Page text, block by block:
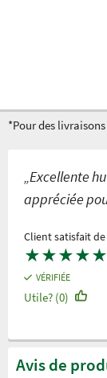
*Pour des
„Excellente
appréciée
Client satisfait
★★★★★
VÉRIFIÉE
Utile? (0)
Avis de